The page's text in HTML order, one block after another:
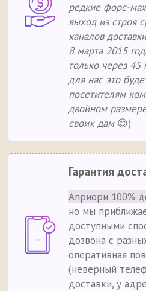
редкие форс-
выход из строя
каналов
8 марта 2015
только через
для нас это
посетителям
двойном
своих дам😊).
Гарантия
Априори 100%
но мы
доступными
дозвона с
оперативная
(неверный
доставки, у